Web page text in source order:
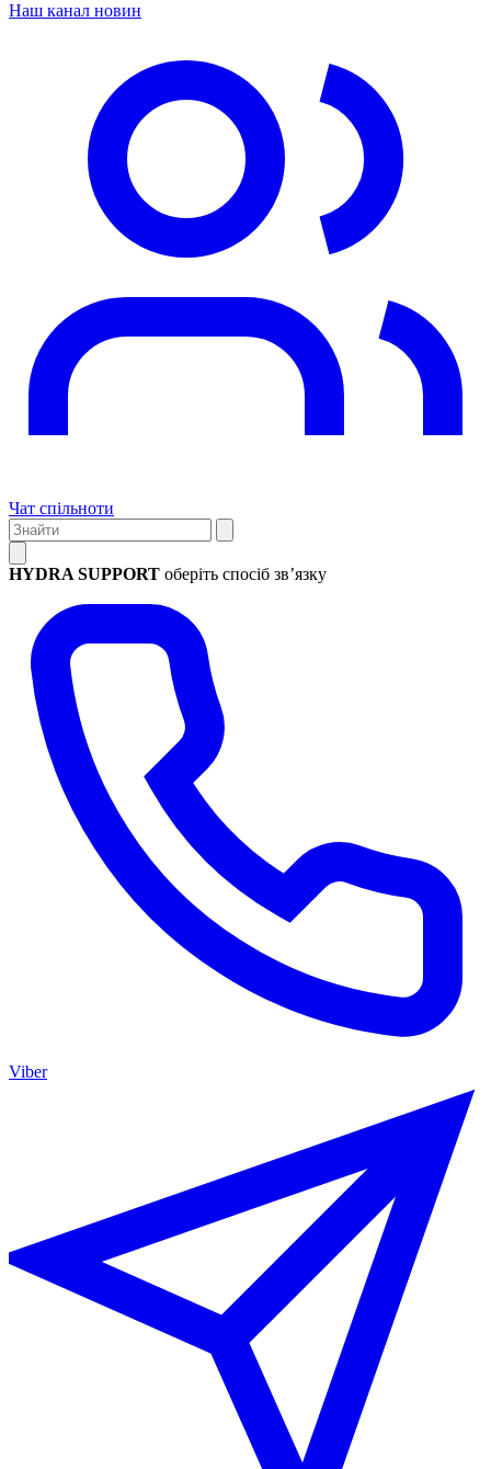
Наш канал новин
Чат спільноти
HYDRA SUPPORT оберіть спосіб зв’язку
Viber